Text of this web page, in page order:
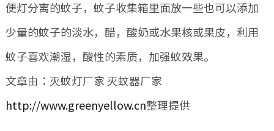
便灯分离的蚊子，蚊子收集箱里面放一些也可以添加
少量的蚊子的淡水，醋，酸奶或水果核或果皮，利用
蚊子喜欢潮湿，酸性的素质，加强蚊效果。
文章由：灭蚊灯厂家 灭蚊器厂家
http://www.greenyellow.cn整理提供